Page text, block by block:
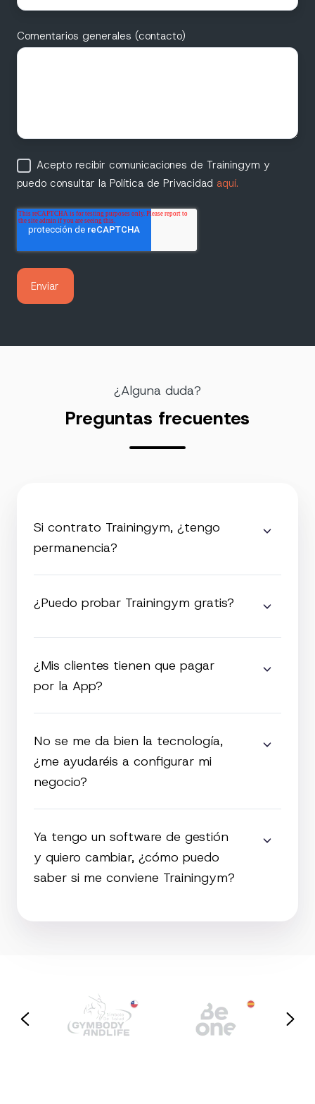
Comentarios generales (contacto)
Acepto recibir comunicaciones de Trainingym y
puedo consultar la Política de Privacidad aquí.
¿Alguna duda?
Preguntas frecuentes
Si contrato Trainingym, ¿tengo
permanencia?
¿Puedo probar Trainingym gratis?
¿Mis clientes tienen que pagar
por la App?
No se me da bien la tecnología,
¿me ayudaréis a configurar mi
negocio?
Ya tengo un software de gestión
y quiero cambiar, ¿cómo puedo
saber si me conviene Trainingym?